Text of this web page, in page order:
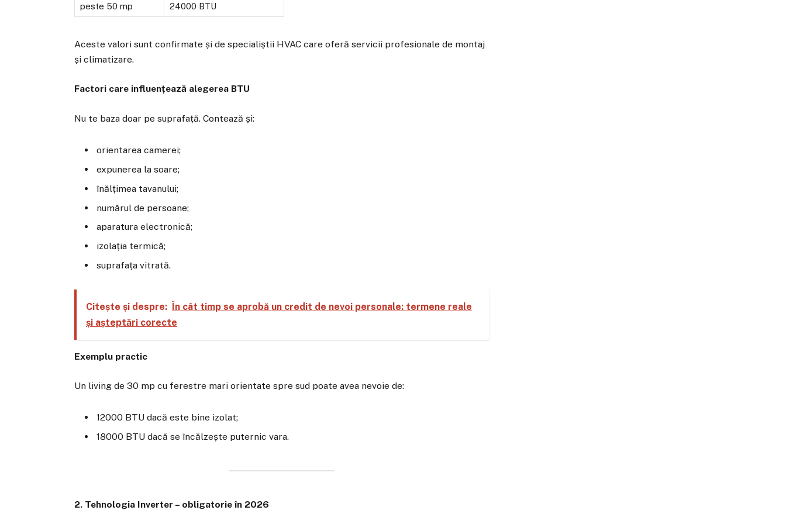
peste 50 mp 24000 BTU
Aceste valori sunt confirmate și de specialiștii HVAC care oferă servicii profesionale de montaj
și climatizare.
Factori care influențează alegerea BTU
Nu te baza doar pe suprafață. Contează și:
orientarea camerei;
expunerea la soare;
înălțimea tavanului;
numărul de persoane;
aparatura electronică;
izolația termică;
suprafața vitrată.
Citește și despre:
În cât timp se aprobă un credit de nevoi personale: termene reale
și așteptări corecte
Exemplu practic
Un living de 30 mp cu ferestre mari orientate spre sud poate avea nevoie de:
12000 BTU dacă este bine izolat;
18000 BTU dacă se încălzește puternic vara.
2. Tehnologia Inverter – obligatorie în 2026